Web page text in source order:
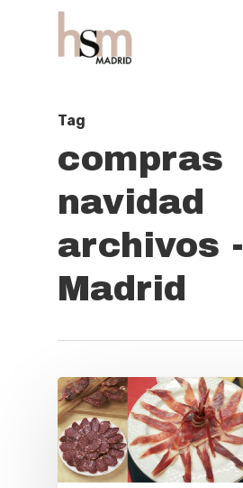
Tag
compras
navidad
archivos
Madrid